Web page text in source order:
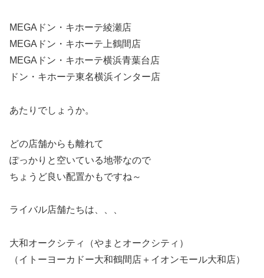
MEGAドン・キホーテ綾瀬店
MEGAドン・キホーテ上鶴間店
MEGAドン・キホーテ横浜青葉台店
ドン・キホーテ東名横浜インター店
あたりでしょうか。
どの店舗からも離れて
ぽっかりと空いている地帯なので
ちょうど良い配置かもですね～
ライバル店舗たちは、、、
大和オークシティ（やまとオークシティ）
（イトーヨーカドー大和鶴間店＋イオンモール大和店）